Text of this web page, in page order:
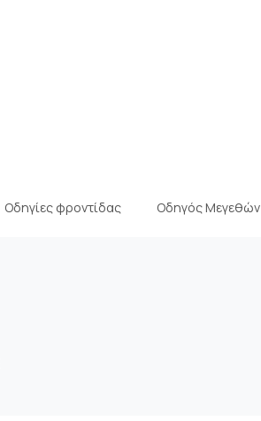
Οδηγίες φροντίδας Οδηγός Μεγεθών